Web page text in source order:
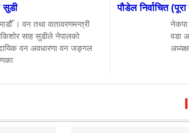
सुडी
। वन तथा वातावरणमन्त्री
साह सुडीले नेपालको
वन अवधारणा वन जङ्गल
पौडेल निर्वाचित
नेकपा
वडा